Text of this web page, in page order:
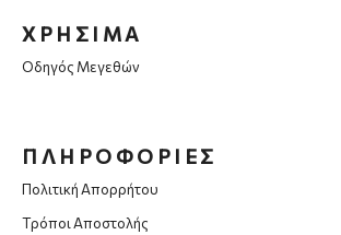
ΧΡΗΣΙΜΑ
Οδηγός Μεγεθών
ΠΛΗΡΟΦΟΡΙΕΣ
Πολιτική Απορρήτου
Τρόποι Αποστολής